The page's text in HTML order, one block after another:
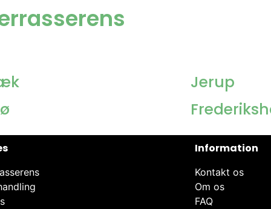
Jerup
Information
Kontakt os
Om os
FAQ